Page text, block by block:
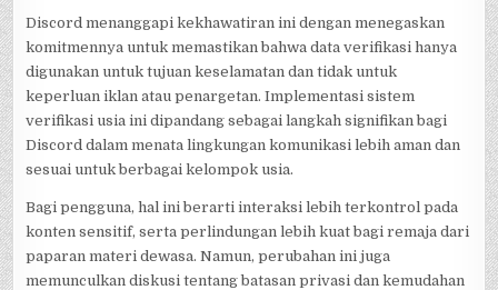
Discord menanggapi kekhawatiran ini dengan menegaskan
komitmennya untuk memastikan bahwa data verifikasi hanya
digunakan untuk tujuan keselamatan dan tidak untuk
keperluan iklan atau penargetan. Implementasi sistem
verifikasi usia ini dipandang sebagai langkah signifikan bagi
Discord dalam menata lingkungan komunikasi lebih aman dan
sesuai untuk berbagai kelompok usia.
Bagi pengguna, hal ini berarti interaksi lebih terkontrol pada
konten sensitif, serta perlindungan lebih kuat bagi remaja dari
paparan materi dewasa. Namun, perubahan ini juga
memunculkan diskusi tentang batasan privasi dan kemudahan